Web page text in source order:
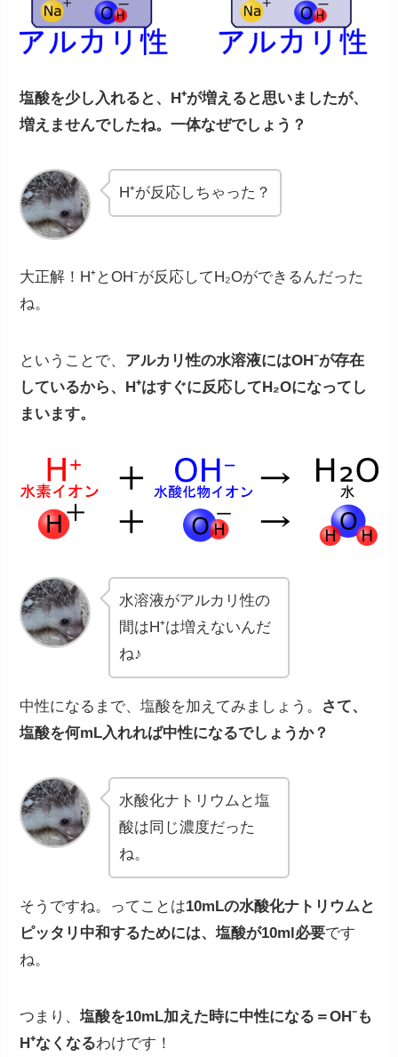
塩酸を少し入れると、H⁺が増えると思いましたが、
増えませんでしたね。一体なぜでしょう？
H⁺が反応しちゃった？
大正解！H⁺とOH⁻が反応してH₂Oができるんだった
ね。
ということで、 アルカリ性の水溶液にはOH⁻が存在
しているから、H⁺はすぐに反応してH₂Oになってし
まいます。
水溶液がアルカリ性の
間はH⁺は増えないんだ
ね♪
中性になるまで、塩酸を加えてみましょう。 さて、
塩酸を何mL入れれば中性になるでしょうか？
水酸化ナトリウムと塩
酸は同じ濃度だった
ね。
そうですね。ってことは10mLの水酸化ナトリウムと
ピッタリ中和するためには、塩酸が10ml必要です
ね。
つまり、塩酸を10mL加えた時に中性になる＝OH⁻も
H⁺なくなるわけです！